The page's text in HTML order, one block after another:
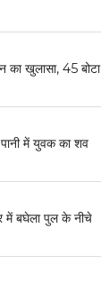
का खुलासा, 45 बोटा
में युवक का शव
में बघेला पुल के नीचे